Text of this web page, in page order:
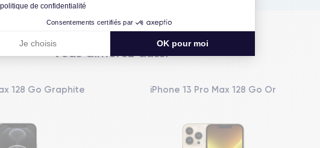
de confidentialité
Consentements certifiés par
Je choisis OK pour moi
Vous aimerez aussi
128 Go Graphite iPhone 13 Pro Max 128 Go Or